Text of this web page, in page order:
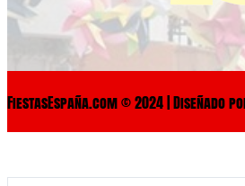
FiestasEspaña.com © 2024 | Diseñado